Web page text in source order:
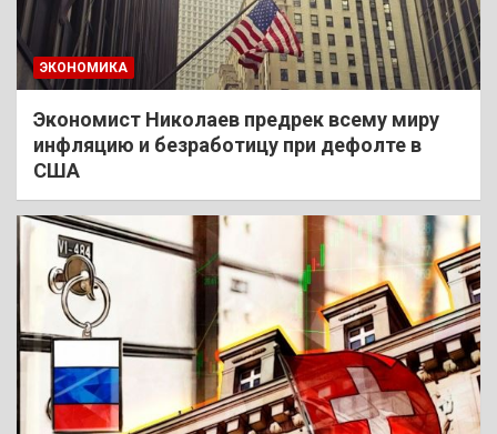
ЭКОНОМИКА
Экономист Николаев предрек всему миру
инфляцию и безработицу при дефолте в
США